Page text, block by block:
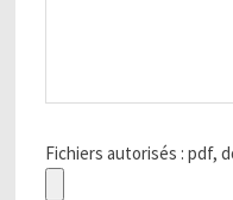
Fichiers autorisés : pdf,